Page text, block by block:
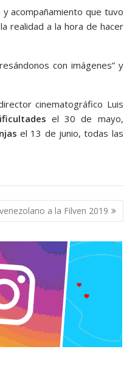
acompañamiento que tuvo
realidad a la hora de hacer
con imágenes” y
cinematográfico Luis
el 30 de mayo,
el 13 de junio, todas las
a la Filven 2019